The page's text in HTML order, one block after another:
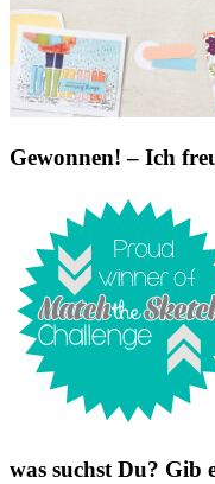
Gewonnen! – Ich
was suchst Du?